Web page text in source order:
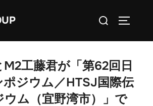
Search
M2工藤君が「第62回日
ジウム／HTSJ国際伝
ム（宜野湾市）」で